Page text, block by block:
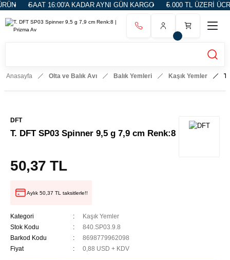
SAAT 16:00'A KADAR AYNI GÜN KARGO 5.000 TL ÜZERİ
Anasayfa Olta ve Balık Avı Balık Yemleri Kaşık Yemler
DFT
T. DFT SP03 Spinner 9,5 g 7,9 cm Renk:8
50,37 TL
Aylık 50,37 TL taksitlerle!!
Kategori
Kaşık Yemler
Stok Kodu
840.SP03.9.8
Barkod Kodu
8698779962098
Fiyat
0,88 USD + KDV